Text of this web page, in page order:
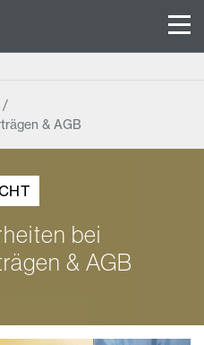
& AGB
bei
& AGB